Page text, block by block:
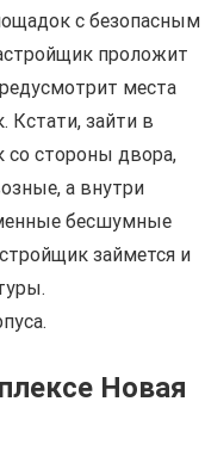
с безопасным
проложит
места
Кстати, зайти в
со стороны двора,
а внутри
бесшумные
займется и
Новая